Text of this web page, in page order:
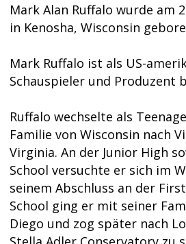
Mark Alan Ruffalo wurde am
in Kenosha, Wisconsin
Mark Ruffalo ist als US-
Schauspieler und Produzent
Ruffalo wechselte als
Familie von Wisconsin nach
Virginia. An der Junior High
School versuchte er sich im
seinem Abschluss an der
School ging er mit seiner
Diego und zog später nach